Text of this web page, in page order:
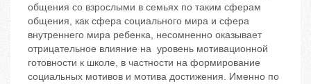
общения со взрослыми в семьях по таким сферам
общения, как сфера социального мира и сфера
внутреннего мира ребенка, несомненно оказывает
отрицательное влияние на уровень мотивационной
готовности к школе, в частности на формирование
социальных мотивов и мотива достижения. Именно по